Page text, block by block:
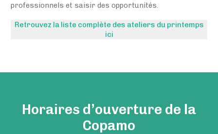
professionnels et saisir des opportunités.
Retrouvez la liste complète des ateliers du printemps
ici
Horaires d’ouverture de la
Copamo